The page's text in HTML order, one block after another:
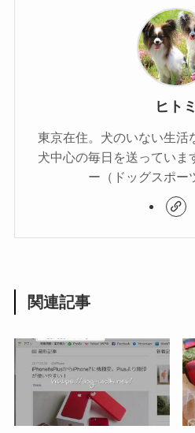
ヒトミ
東京在住。犬のいない生活
犬中心の毎日を送っていま
ー（ドッグスポー
関連記事